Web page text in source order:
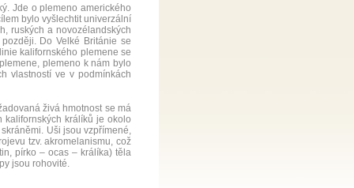
Jde o plemeno amerického
bylo vyšlechtit univerzální
ruských a novozélandských
Do Velké Británie se
kalifornského plemene se
plemeno k nám bylo
vlastností ve v podmínkách
živá hmotnost se má
kalifornských králíků je okolo
Uši jsou vzpřímené,
tzv. akromelanismu, což
pírko – ocas – králíka) těla
jsou rohovité.